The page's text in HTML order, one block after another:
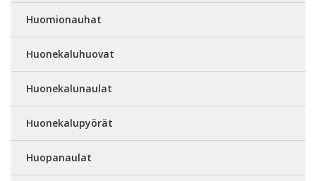
Huomionauhat
Huonekaluhuovat
Huonekalunaulat
Huonekalupyörät
Huopanaulat